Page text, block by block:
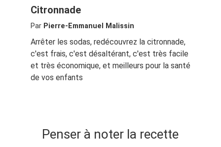
Citronnade
Par Pierre-Emmanuel Malissin
Arrêter les sodas, redécouvrez la citronnade,
c'est frais, c'est désaltérant, c'est très facile
et très économique, et meilleurs pour la santé
de vos enfants
Penser à noter la recette